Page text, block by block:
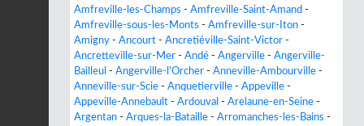
Amfreville-les-Champs - Amfreville-Saint-Amand -
Amfreville-sous-les-Monts - Amfreville-sur-Iton -
Amigny - Ancourt - Ancretiéville-Saint-Victor -
Ancretteville-sur-Mer - Andé - Angerville - Angerville-
Bailleul - Angerville-l'Orcher - Anneville-Ambourville -
Anneville-sur-Scie - Anquetierville - Appeville -
Appeville-Annebault - Ardouval - Arelaune-en-Seine -
Argentan - Arques-la-Bataille - Arromanches-les-Bains -